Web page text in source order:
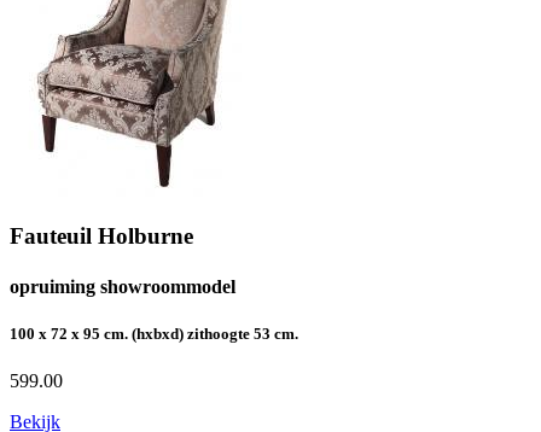
Fauteuil Holburne
opruiming showroommodel
100 x 72 x 95 cm. (hxbxd) zithoogte 53 cm.
599.00
Bekijk